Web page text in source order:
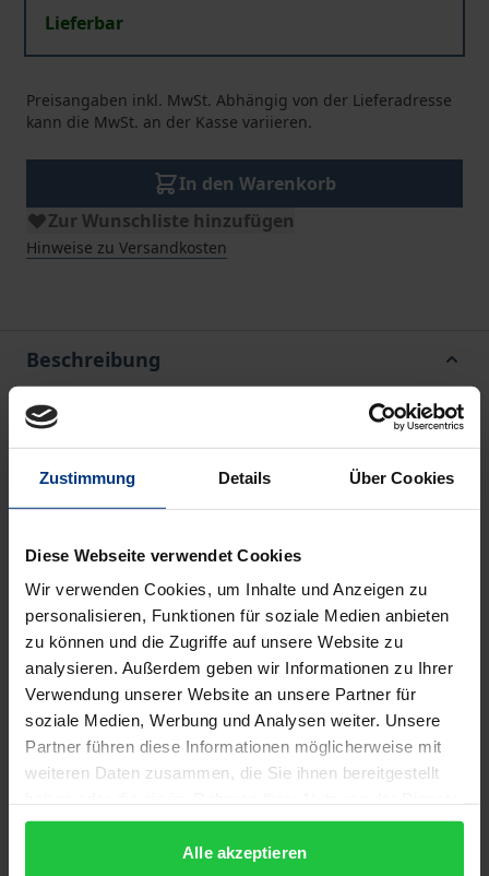
Zustimmung Details Über Cookies
Diese Webseite verwendet Cookies
Wir verwenden Cookies, um Inhalte und Anzeigen zu
personalisieren, Funktionen für soziale Medien anbieten
zu können und die Zugriffe auf unsere Website zu
analysieren. Außerdem geben wir Informationen zu Ihrer
Verwendung unserer Website an unsere Partner für
soziale Medien, Werbung und Analysen weiter. Unsere
Partner führen diese Informationen möglicherweise mit
weiteren Daten zusammen, die Sie ihnen bereitgestellt
gesammelt haben.
Alle akzeptieren
Lieferbar
Preisangaben inkl. MwSt. Abhängig von der Lieferadresse
kann die MwSt. an der Kasse variieren.
In den Warenkorb
Zur Wunschliste hinzufügen
Hinweise zu Versandkosten
Beschreibung
Die betrieblichen Reorganisationsprozesse der
letzten Jahre und die damit verbundene Abflachung
von Hierarchien stellen organisationale
Karrieresysteme vor neue Herausforderungen.
Fragt man nach den Folgen für Karrieren, so wird
häufig vorschnell von einer Erosion der
Kaminkarriere, also des innerbetrieblichen
hierarchischen Aufstiegs, gesprochen und es
werden neue plakative Karrierekonzepte, wie die
„boundaryless career“ oder die „protean career“ ins
Gespräch gebracht. Diese werden als „Lösung“ der
Flexibilisierungsanforderungen präsentiert und
Verantwortung für die Gestaltung seiner Karriere
zu. Das vorliegende Buch hinterfragt solche